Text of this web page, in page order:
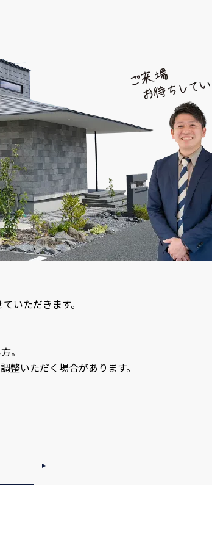
いただきます。
。
いただく場合があります。